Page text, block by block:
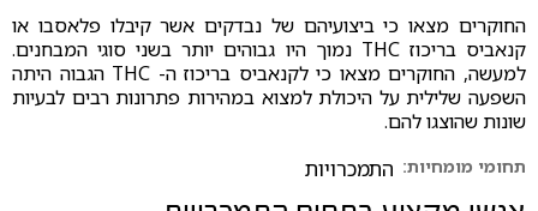
החוקרים מצאו כי ביצועיהם של נבדקים אשר קיבלו פלאסבו או
קנאביס בריכוז THC נמוך היו גבוהים יותר בשני סוגי המבחנים.
למעשה, החוקרים מצאו כי לקנאביס בריכוז ה- THC הגבוה היתה
השפעה שלילית על היכולת למצוא במהירות פתרונות רבים לבעיות
שונות שהוצגו להם.
תחומי מומחיות: התמכרויות